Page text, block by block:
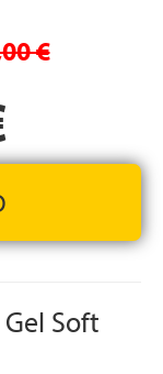
que además
€
Soft